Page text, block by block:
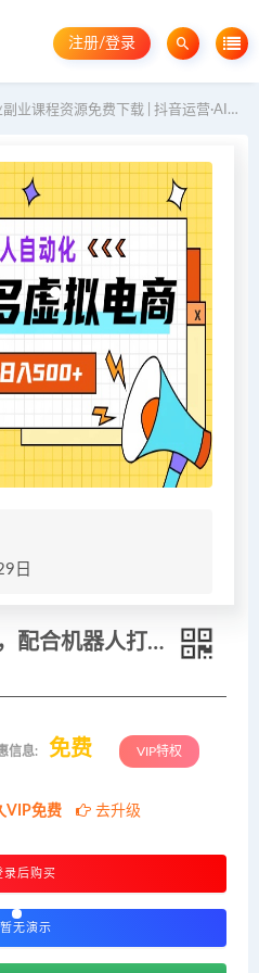
注册/登录
资源免费下载 | 抖音运营·AI教程·GEO优化
日
AI拼多多虚拟电商，配合机器人打造一个日入500的自动化店铺
信息: 免费 VIP特权
VIP免费 去升级
录后购买
暂无演示